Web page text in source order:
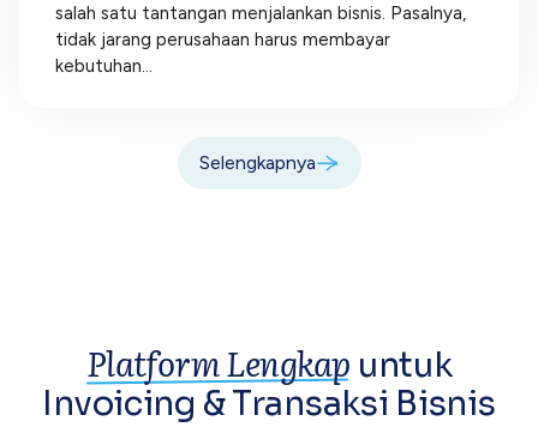
salah satu tantangan menjalankan bisnis. Pasalnya,
tidak jarang perusahaan harus membayar
kebutuhan...
Selengkapnya
Platform Lengkap untuk
Invoicing &Transaksi Bisnis